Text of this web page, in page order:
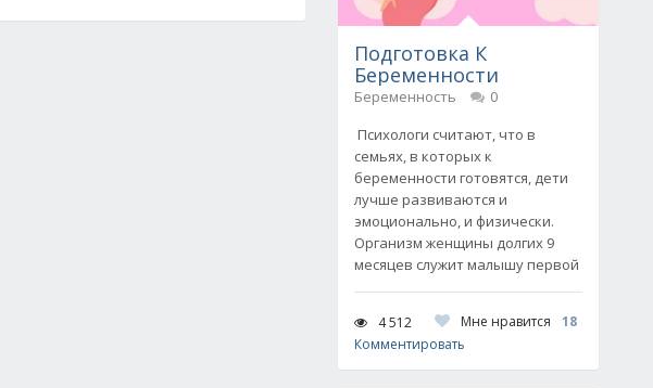
Подготовка К
Беременности
Беременность
0
Психологи считают, что в
семьях, в которых к
беременности готовятся, дети
лучше развиваются и
эмоционально, и физически.
Организм женщины долгих 9
месяцев служит малышу первой
4 512 Мне нравится
18
Комментировать